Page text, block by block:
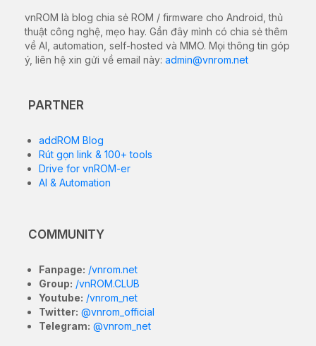
vnROM là blog chia sẻ ROM / firmware cho Android, thủ
thuật công nghệ, mẹo hay. Gần đây mình có chia sẻ thêm
về AI, automation, self-hosted và MMO. Mọi thông tin góp
ý, liên hệ xin gửi về email này: admin@vnrom.net
PARTNER
addROM Blog
Rút gọn link & 100+ tools
Drive for vnROM-er
AI & Automation
COMMUNITY
Fanpage: /vnrom.net
Group: /vnROM.CLUB
Youtube: /vnrom_net
Twitter: @vnrom_official
Telegram: @vnrom_net